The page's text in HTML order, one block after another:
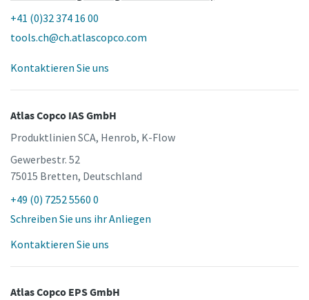
Maßzeichnungen, Informationen zu Ersatzteilen, Produkt
-und Bedienungsanleitungen sowie weitere Information
Hier geht's zu unserem ServAid
+41 (0)32 374 16 00
tools.ch@ch.atlascopco.com
Kontaktieren Sie uns
Atlas Copco IAS GmbH
Produktlinien SCA, Henrob, K-Flow
Gewerbestr. 52
75015 Bretten, Deutschland
+49 (0) 7252 5560 0
Schreiben Sie uns ihr Anliegen
Kontaktieren Sie uns
Atlas Copco EPS GmbH